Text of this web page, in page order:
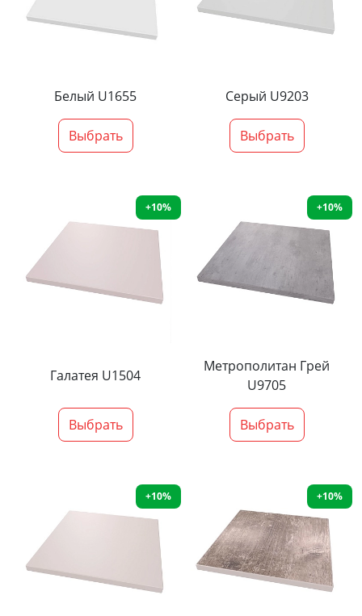
Белый U1655
Выбрать
Серый U9203
Выбрать
+10%
Галатея U1504
Выбрать
+10%
Метрополитан Грей
U9705
Выбрать
+10% +10%